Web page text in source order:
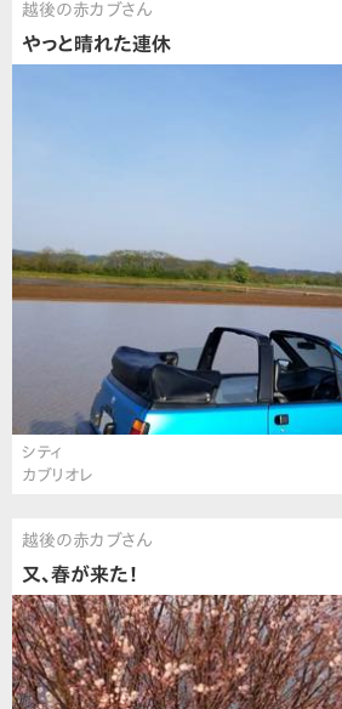
越後の赤カブさん
やっと晴れた連休
シティ
カブリオレ
越後の赤カブさん
又、春が来た！